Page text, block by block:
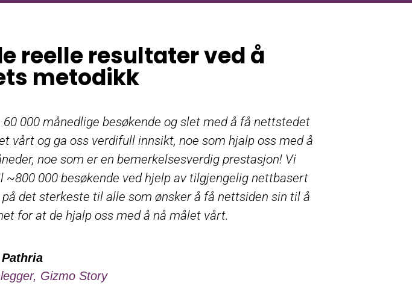
reelle resultater ved å
metodikk
000 månedlige besøkende og slet med å få nettstedet
vårt og ga oss verdifull innsikt, noe som hjalp oss med å
noe som er en bemerkelsesverdig prestasjon! Vi
000 besøkende ved hjelp av tilgjengelig nettbasert
​​det sterkeste til alle som ønsker å få nettsiden sin til å
for at de hjalp oss med å nå målet vårt.
Gizmo Story